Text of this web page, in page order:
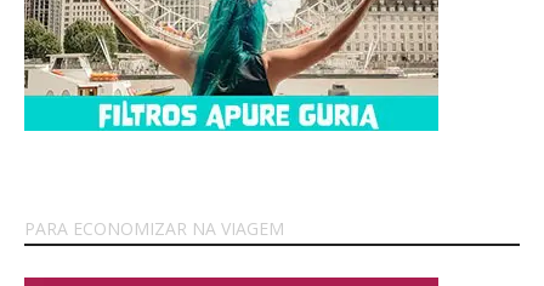
PARA ECONOMIZAR NA VIAGEM